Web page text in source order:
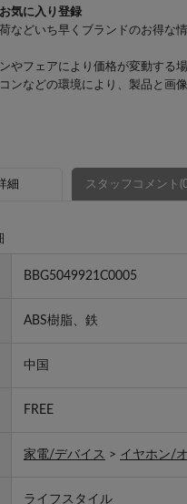
気に入り登録
などいち早くブランドのお得な
やフェアにより価格が変動する場
ンなどの環境により、製品と画
細 スタッフコメント
BBG5049921C0005
ABS樹脂、鉄
中国
FREE
家電/デバイス > イヤホン/
ライフスタイル